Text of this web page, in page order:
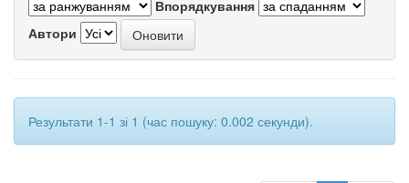
Впорядкування
Автори
Результати 1-1 зі 1 (час пошуку: 0.002 секунди).